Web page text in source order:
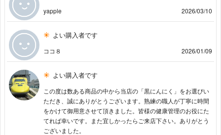
yapple 2026/03/10
よい購入者です
ココ８ 2026/01/09
よい購入者です
この度は数ある商品の中から当店の「黒にんにく」をお選びい
ただき、誠にありがとうございます。熟練の職人が丁寧に時間
をかけて御用意させて頂きました。皆様の健康管理のお役にた
てれば幸いです。また宜しかったらご来店下さい。ありがとう
ございました。